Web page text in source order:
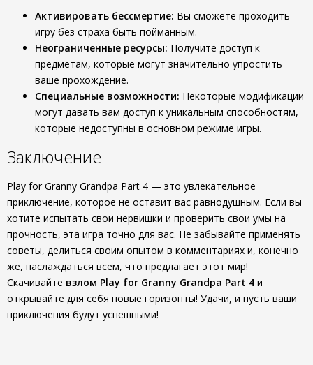
Активировать бессмертие: Вы сможете проходить
игру без страха быть пойманным.
Неограниченные ресурсы: Получите доступ к
предметам, которые могут значительно упростить
ваше прохождение.
Специальные возможности: Некоторые модификации
могут давать вам доступ к уникальным способностям,
которые недоступны в основном режиме игры.
Заключение
Play for Granny Grandpa Part 4 — это увлекательное
приключение, которое не оставит вас равнодушным. Если вы
хотите испытать свои нервишки и проверить свои умы на
прочность, эта игра точно для вас. Не забывайте применять
советы, делиться своим опытом в комментариях и, конечно
же, наслаждаться всем, что предлагает этот мир!
Скачивайте взлом Play for Granny Grandpa Part 4 и
открывайте для себя новые горизонты! Удачи, и пусть ваши
приключения будут успешными!